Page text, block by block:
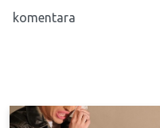
komentara